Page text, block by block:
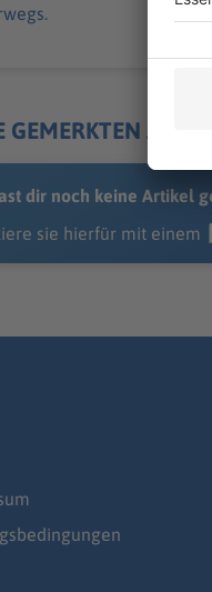
GEMERKTEN
dir noch keine Artikel
sie hierfür mit einem